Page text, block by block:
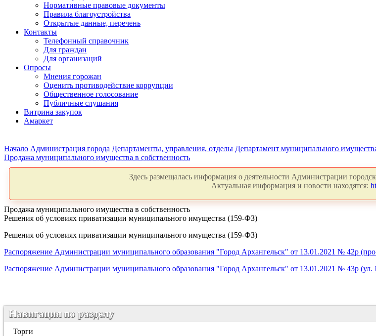
Нормативные правовые документы
Правила благоустройства
Открытые данные, перечень
Контакты
Телефонный справочник
Для граждан
Для организаций
Опросы
Мнения горожан
Оценить противодействие коррупции
Общественное голосование
Публичные слушания
Витрина закупок
Амаркет
Начало Администрация города Департаменты, управления, отделы Департамент муниципального
Продажа муниципального имущества в собственность
Здесь размещалась информация о деятельности Администрации
Актуальная информация и новости находятся:
Продажа муниципального имущества в собственность
Решения об условиях приватизации муниципального имущества (159-ФЗ)
Решения об условиях приватизации муниципального имущества (159-ФЗ)
Распоряжение Администрации муниципального образования "Город Архангельск" от 13.01.2021 № 42р
Распоряжение Администрации муниципального образования "Город Архангельск" от 13.01.2021 № 43р (ул.
Навигация по разделу
Торги